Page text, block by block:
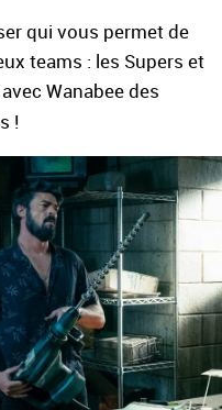
qui vous permet de
teams : les Supers et
Wanabee des
!